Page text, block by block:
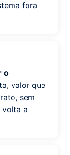
fora
o
valor que
sem
volta a